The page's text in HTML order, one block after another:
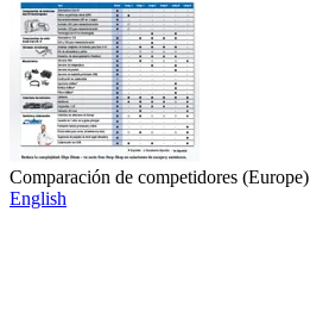
Comparación de competidores (Europe)
English